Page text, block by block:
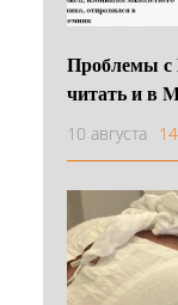
Проблемы с
читать и в
10 августа